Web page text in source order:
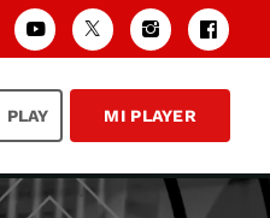
PLAY MI PLAYER